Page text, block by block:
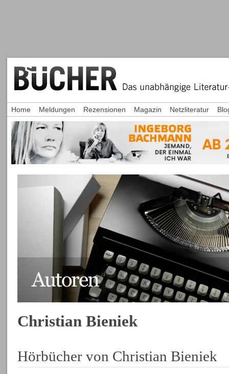
Christian Bieniek
Hörbücher von Christian Bieniek
Home Meldungen Rezensionen Magazin Netzliteratur